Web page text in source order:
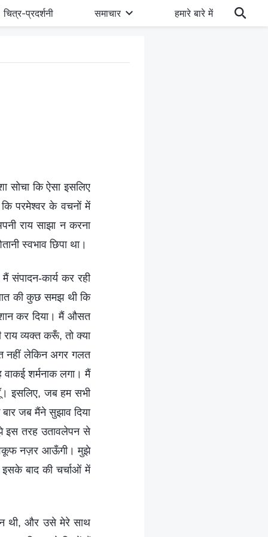
चित्र-प्रदर्शनी समाचार हमारे बारे में
सोचा कि ऐसा इसलिए
परमेश्वर के वचनों में
राय साझा न करना
स्वभाव छिपा था।
कार्य कर रही
की कुछ समझ थी कि
कर दिया। मैं औसत
व्यक्त करूँ, तो क्या
नहीं लेकिन अगर गलत
शर्मनाक लगा। मैं
इसलिए, जब हम सभी
जब मैंने सुझाव दिया
इस तरह उतावलेपन से
नज़र आऊँगी। मुझे
बाद की चर्चाओं में
थी, और उसे मेरे साथ